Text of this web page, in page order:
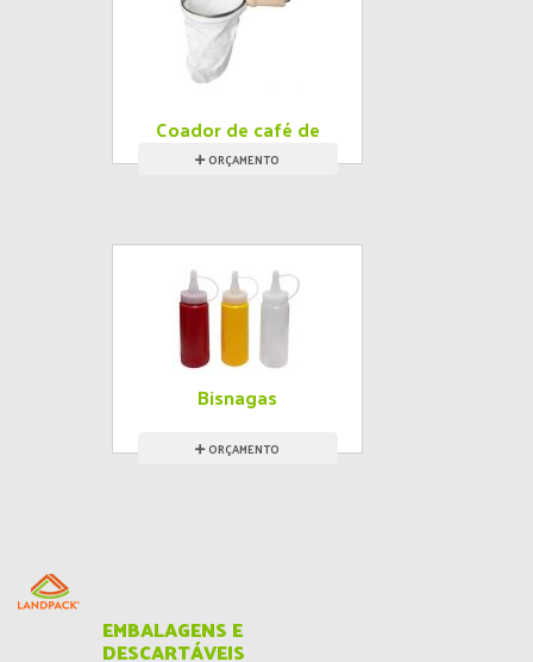
Coador de café de
malha
ORÇAMENTO
Bisnagas
ORÇAMENTO
EMBALAGENS E
DESCARTÁVEIS